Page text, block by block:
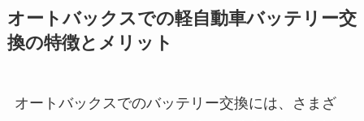
オートバックスでの軽自動車バッテリー交
換の特徴とメリット
オートバックスでのバッテリー交換には、さまざ